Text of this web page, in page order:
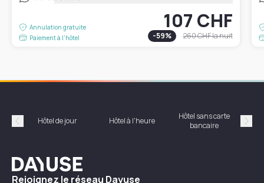
Annulation gratuite
Paiement à l'hôtel
107 CHF
-59% 260 CHFla nuit
Précédent
Hôtel de jour Hôtel à l'heure
Hôtel sans carte
bancaire
Dayuse
Rejoignez le réseau Dayuse